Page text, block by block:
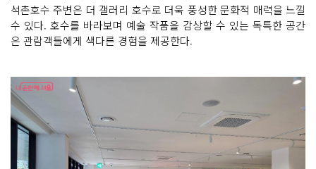
석촌호수 주변은 더 갤러리 호수로 더욱 풍성한 문화적 매력을 느낄
수 있다. 호수를 바라보며 예술 작품을 감상할 수 있는 독특한 공간
은 관람객들에게 색다른 경험을 제공한다.